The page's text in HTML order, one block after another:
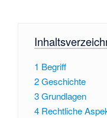
1 Begriff
2Geschichte
3Grundlagen
4 Rechtliche